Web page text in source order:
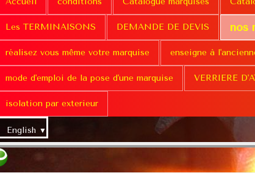
Les TERMINAISONS DEMANDE DE DEVIS nos
réalisez vous même votre marquise enseigne à
mode d'emploi de la pose d'une marquise VERRIERE
isolation par exterieur
English ▼